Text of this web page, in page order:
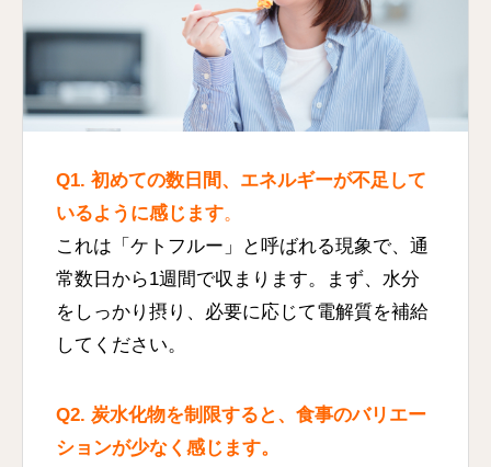
Q1. 初めての数日間、エネルギーが不足して
いるように感じます。
これは「ケトフルー」と呼ばれる現象で、通
常数日から1週間で収まります。まず、水分
をしっかり摂り、必要に応じて電解質を補給
してください。
Q2. 炭水化物を制限すると、食事のバリエー
ションが少なく感じます。